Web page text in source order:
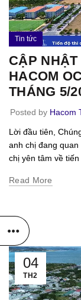
Tin tức
CẬP
HACOM
THÁNG 5/
Posted by Hacom
Lời đầu tiên,
anh chị đang
chị yên tâm về tiến
Read More
04
TH2